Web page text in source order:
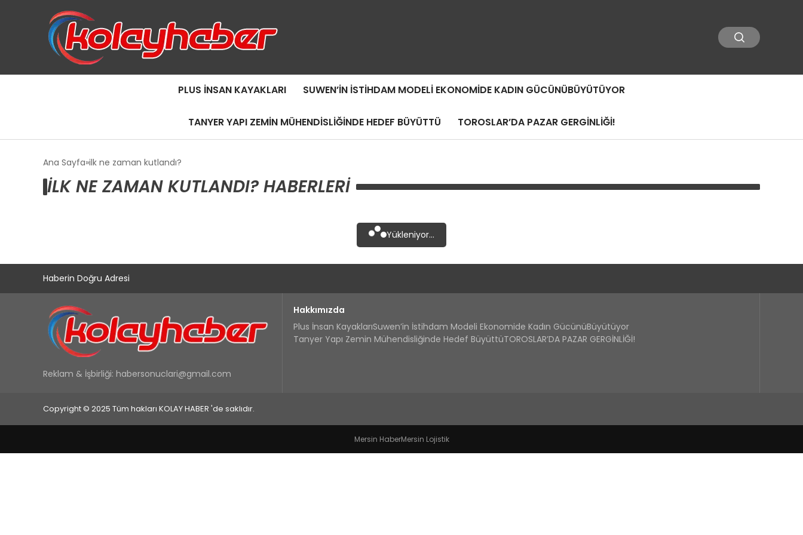
PLUS İNSAN KAYAKLARI SUWEN’IN İSTIHDAM MODELI EKONOMIDE KADIN GÜCÜNÜBÜYÜTÜYOR
TANYER YAPI ZEMIN MÜHENDISLIĞINDE HEDEF BÜYÜTTÜ TOROSLAR’DA PAZAR GERGİNLİĞİ!
Ana Sayfa ilk ne zaman kutlandı?
ILK NE ZAMAN KUTLANDI? HABERLERI
Yükleniyor...
Haberin Doğru Adresi
Reklam & İşbirliği: habersonuclari@gmail.com
Hakkımızda
Plus İnsan KayaklarıSuwen’in İstihdam Modeli Ekonomide Kadın GücünüBüyütüyor
Tanyer Yapı Zemin Mühendisliğinde Hedef BüyüttüTOROSLAR’DA PAZAR GERGİNLİĞİ!
Copyright © 2025 Tüm hakları KOLAY HABER 'de saklıdır.
Mersin HaberMersin Lojistik